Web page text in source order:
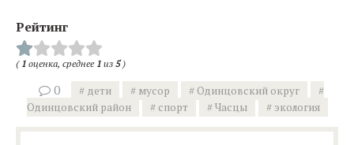
Рейтинг
( 1 оценка, среднее 1 из 5)
0 дети мусор
Одинцовский округ
Одинцовский район
спорт Часцы экология